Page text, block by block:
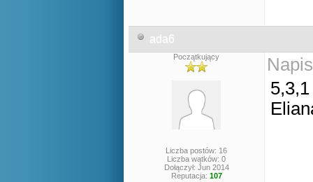
ada6
Początkujący
Liczba postów: 16
Liczba wątków: 0
Dołączył: Jun 2014
Reputacja: 107
5,3,1